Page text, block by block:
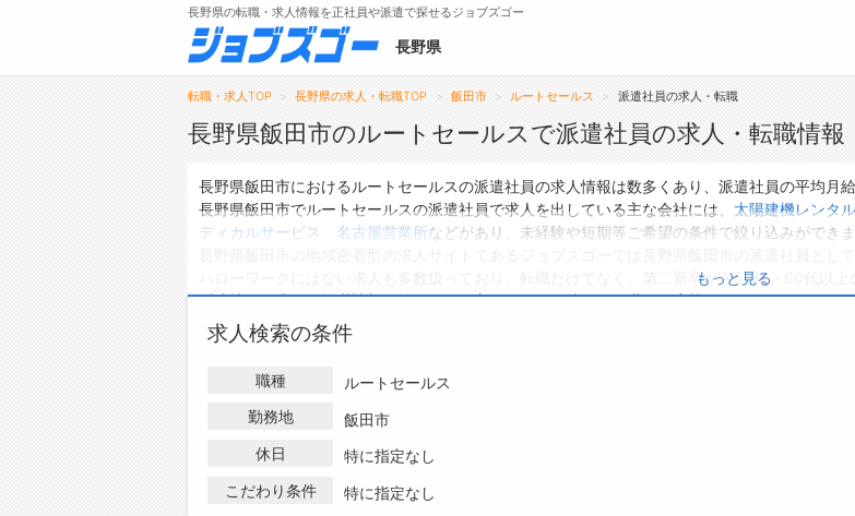
メニュー
トップ
長野県の求人検索で選ばれる理由
転職支援サービスについて
転職支援サービス
長野県の転職・求人情報を正社員や派遣で探せるジョブズゴー
長野県
転職・求人TOP 長野県の求人・転職TOP 飯田市 ルートセールス 派遣社員の求人・転職
長野県飯田市のルートセールスで派遣社員の求人・転職情報
長野県飯田市におけるルートセールスの派遣社員の求人情報は数多くあり、派遣社員の平均月
長野県飯田市でルートセールスの派遣社員で求人を出している主な会社には、 太陽建機レンタ
ディカルサービス 名古屋営業所などがあり、未経験や短期等ご希望の条件で絞り込みができま
ハローワークにはない求人も多数扱っており、転職だけでなく、第二新卒から50代・60代以
派遣社員の求人・転職情報を探している方は、ぜひ興味のある職種に応募してみてくださいね。
もっと見る
求人検索の条件
職種
ルートセールス
勤務地
飯田市
休日
特に指定なし
こだわり条件
特に指定なし